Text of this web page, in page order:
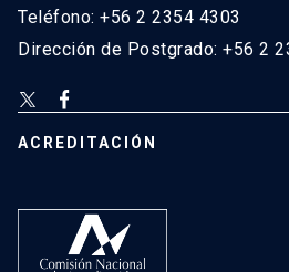
Teléfono: +56 2 2354 4303
Dirección de Postgrado: +56 2
ACREDITACIÓN